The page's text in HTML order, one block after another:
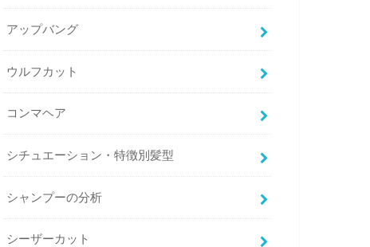
アップバング
ウルフカット
コンマヘア
シチュエーション・特徴別髪型
シャンプーの分析
シーザーカット